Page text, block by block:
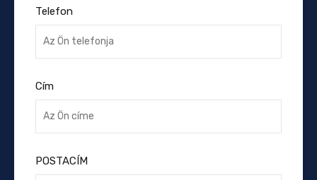
Telefon
Cím
POSTACÍM